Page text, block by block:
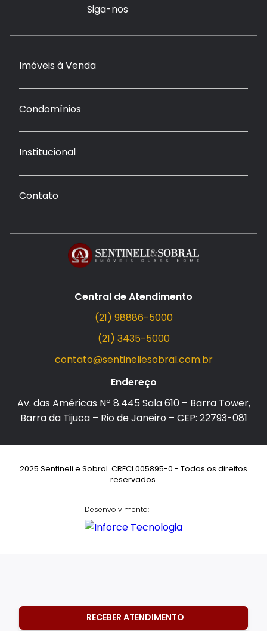
RECEBER ATENDIMENTO
Siga-nos
Imóveis à Venda
Condomínios
Institucional
Contato
Central de Atendimento
(21) 98886-5000
(21) 3435-5000
contato@sentineliesobral.com.br
Endereço
Av. das Américas Nº 8.445 Sala 610 – Barra Tower,
Barra da Tijuca – Rio de Janeiro – CEP: 22793-081
2025 Sentineli e Sobral. CRECI 005895-0 - Todos os direitos
reservados.
Desenvolvimento: